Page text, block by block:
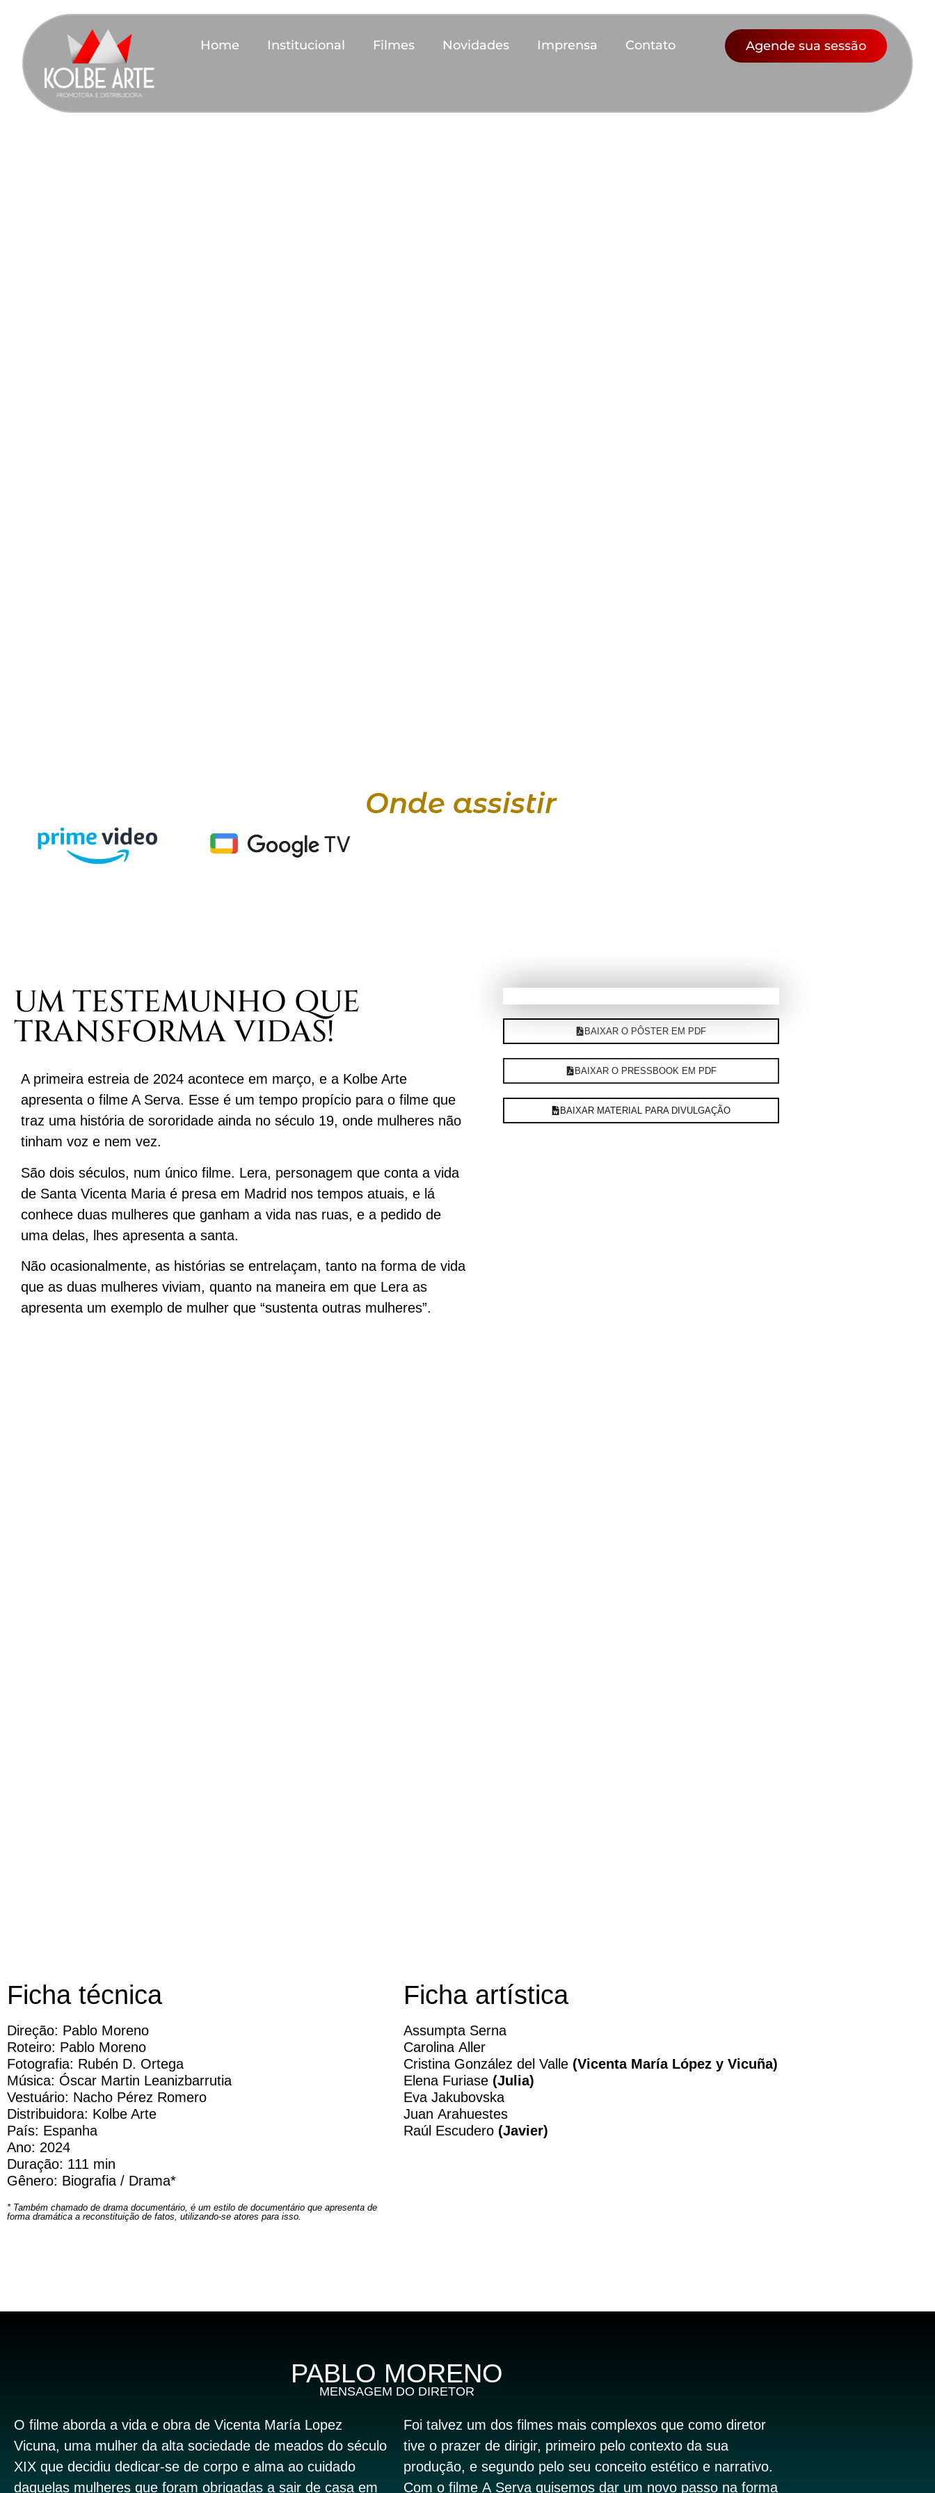
Home Institucional Filmes Novidades Imprensa Contato Agende sua sessão
Onde assistir
UM TESTEMUNHO QUE
TRANSFORMA VIDAS!
A primeira estreia de 2024 acontece em março, e a Kolbe Arte
apresenta o filme A Serva. Esse é um tempo propício para o filme que
traz uma história de sororidade ainda no século 19, onde mulheres não
tinham voz e nem vez.
São dois séculos, num único filme. Lera, personagem que conta a vida
de Santa Vicenta Maria é presa em Madrid nos tempos atuais, e lá
conhece duas mulheres que ganham a vida nas ruas, e a pedido de
uma delas, lhes apresenta a santa.
Não ocasionalmente, as histórias se entrelaçam, tanto na forma de vida
que as duas mulheres viviam, quanto na maneira em que Lera as
apresenta um exemplo de mulher que “sustenta outras mulheres”.
BAIXAR O PÔSTER EM PDF
BAIXAR O PRESSBOOK EM PDF
BAIXAR MATERIAL PARA DIVULGAÇÃO
Ficha técnica
Direção: Pablo Moreno
Roteiro: Pablo Moreno
Fotografia: Rubén D. Ortega
Música: Óscar Martin Leanizbarrutia
Vestuário: Nacho Pérez Romero
Distribuidora: Kolbe Arte
País: Espanha
Ano: 2024
Duração: 111 min
Gênero: Biografia / Drama*
* Também chamado de drama documentário, é um estilo de documentário que apresenta de
forma dramática a reconstituição de fatos, utilizando-se atores para isso.
Ficha artística
Assumpta Serna
Carolina Aller
Cristina González del Valle (Vicenta María López y Vicuña)
Elena Furiase (Julia)
Eva Jakubovska
Juan Arahuestes
Raúl Escudero (Javier)
PABLO MORENO
MENSAGEM DO DIRETOR
O filme aborda a vida e obra de Vicenta María Lopez
Vicuna, uma mulher da alta sociedade de meados do século
XIX que decidiu dedicar-se de corpo e alma ao cuidado
daquelas mulheres que foram obrigadas a sair de casa em
Foi talvez um dos filmes mais complexos que como diretor
tive o prazer de dirigir, primeiro pelo contexto da sua
produção, e segundo pelo seu conceito estético e narrativo.
Com o filme A Serva quisemos dar um novo passo na forma